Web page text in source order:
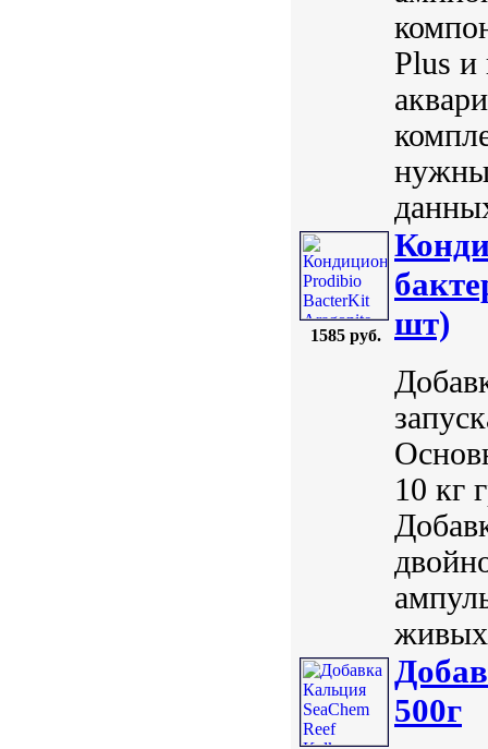
Plus и
нужны
1585 руб.
шт)
10 кг
живых
500г